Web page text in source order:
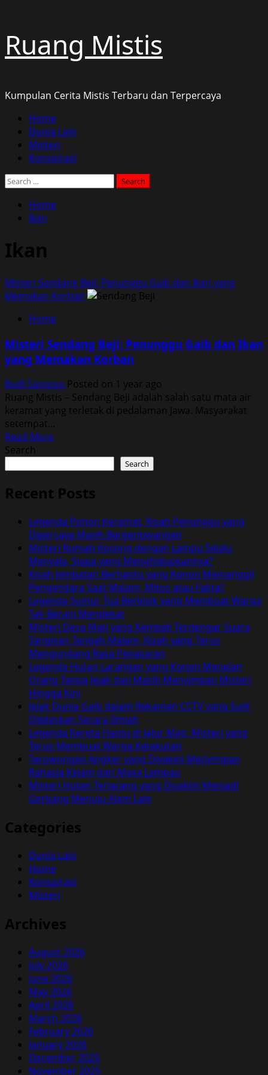
to
content
Ruang Mistis
Kumpulan Cerita Mistis Terbaru dan Terpercaya
Primary
Menu
Home
Dunia Lain
Misteri
Konspirasi
Search
Home
Ikan
Ikan
Misteri Sendang Beji: Penunggu Gaib dan Ikan yang
Memakan Korban
Home
Misteri Sendang Beji: Penunggu Gaib dan Ikan
yang Memakan Korban
Budi Santoso Posted on 1 year ago
Ruang Mistis – Sendang Beji adalah salah satu mata air
keramat yang terletak di pedalaman Jawa. Masyarakat
setempat...
Read MoreRead
Sendang
Beji:
Penunggu
Gaib
dan
Ikan
yang
Memakan
Korban
Search
Search
Recent Posts
Legenda Pohon Keramat, Kisah Penunggu yang
Dipercaya Masih Bergentayangan
Misteri Rumah Kosong dengan Lampu Selalu
Menyala, Siapa yang Menghidupkannya?
Kisah Jembatan Berhantu yang Konon Memanggil
Pengendara Saat Malam, Mitos atau Fakta?
Legenda Sumur Tua Berbisik yang Membuat Warga
Tak Berani Mendekat
Misteri Desa Mati yang Kembali Terdengar Suara
Tangisan Tengah Malam, Kisah yang Terus
Mengundang Rasa Penasaran
Legenda Hutan Larangan yang Konon Menelan
Orang Tanpa Jejak dan Masih Menyimpan Misteri
Hingga Kini
Jejak Dunia Gaib dalam Rekaman CCTV yang Sulit
Dijelaskan Secara Ilmiah
Legenda Kereta Hantu di Jalur Mati, Misteri yang
Terus Membuat Warga Ketakutan
Terowongan Angker yang Diyakini Menyimpan
Rahasia Kelam dari Masa Lampau
Misteri Hutan Terlarang yang Diyakini Menjadi
Gerbang Menuju Alam Lain
Categories
Dunia Lain
Home
Konspirasi
Misteri
Archives
August 2026
July 2026
June 2026
May 2026
April 2026
March 2026
February 2026
January 2026
December 2025
November 2025